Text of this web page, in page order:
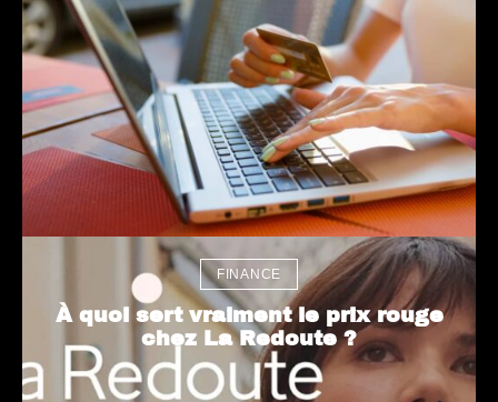
FINANCE
À quoi sert vraiment le prix rouge
chez La Redoute ?